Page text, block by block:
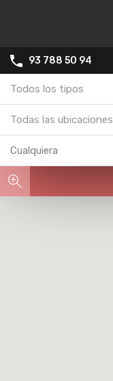
93 788 50 94
Todos los tipos
Todas las ubicaciones
Cualquiera